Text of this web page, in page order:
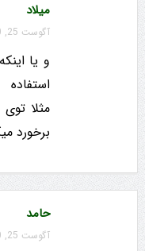
میلاد
آگوست 25, 2020 در 3:41 ب.ظ
و یا
استفاده
مثلا توی
برخورد
حامد
آگوست 25, 2020 در 5:11 ب.ظ